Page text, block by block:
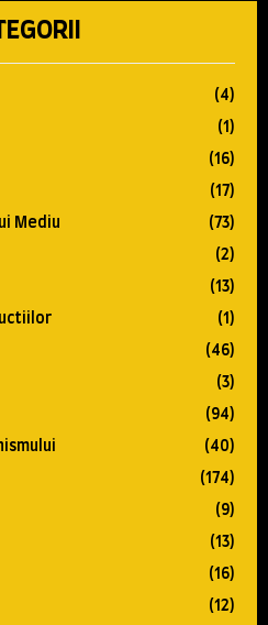
(4)
(1)
(16)
(17)
Mediu (73)
(2)
(13)
(1)
(46)
(3)
(94)
(40)
(174)
(9)
(13)
(16)
(12)